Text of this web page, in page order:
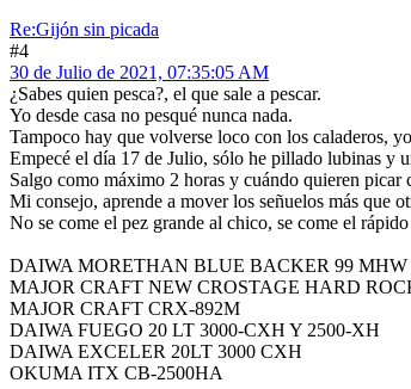
Re:Gijón sin picada
#4
30 de Julio de 2021, 07:35:05 AM
¿Sabes quien pesca?, el que sale a pescar.
Yo desde casa no pesqué nunca nada.
Tampoco hay que volverse loco con los caladeros,
Empecé el día 17 de Julio, sólo he pillado lubinas y
Salgo como máximo 2 horas y cuándo quieren picar
Mi consejo, aprende a mover los señuelos más que
No se come el pez grande al chico, se come el
DAIWA MORETHAN BLUE BACKER 99 MHW
MAJOR CRAFT NEW CROSTAGE HARD
MAJOR CRAFT CRX-892M
DAIWA FUEGO 20 LT 3000-CXH Y 2500-XH
DAIWA EXCELER 20LT 3000 CXH
OKUMA ITX CB-2500HA